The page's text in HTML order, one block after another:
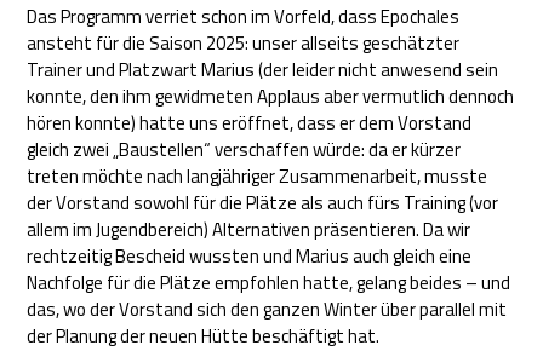
Das Programm verriet schon im Vorfeld, dass Epochales
ansteht für die Saison 2025: unser allseits geschätzter
Trainer und Platzwart Marius (der leider nicht anwesend sein
konnte, den ihm gewidmeten Applaus aber vermutlich dennoch
hören konnte) hatte uns eröffnet, dass er dem Vorstand
gleich zwei „Baustellen“ verschaffen würde: da er kürzer
treten möchte nach langjähriger Zusammenarbeit, musste
der Vorstand sowohl für die Plätze als auch fürs Training (vor
allem im Jugendbereich) Alternativen präsentieren. Da wir
rechtzeitig Bescheid wussten und Marius auch gleich eine
Nachfolge für die Plätze empfohlen hatte, gelang beides – und
das, wo der Vorstand sich den ganzen Winter über parallel mit
der Planung der neuen Hütte beschäftigt hat.